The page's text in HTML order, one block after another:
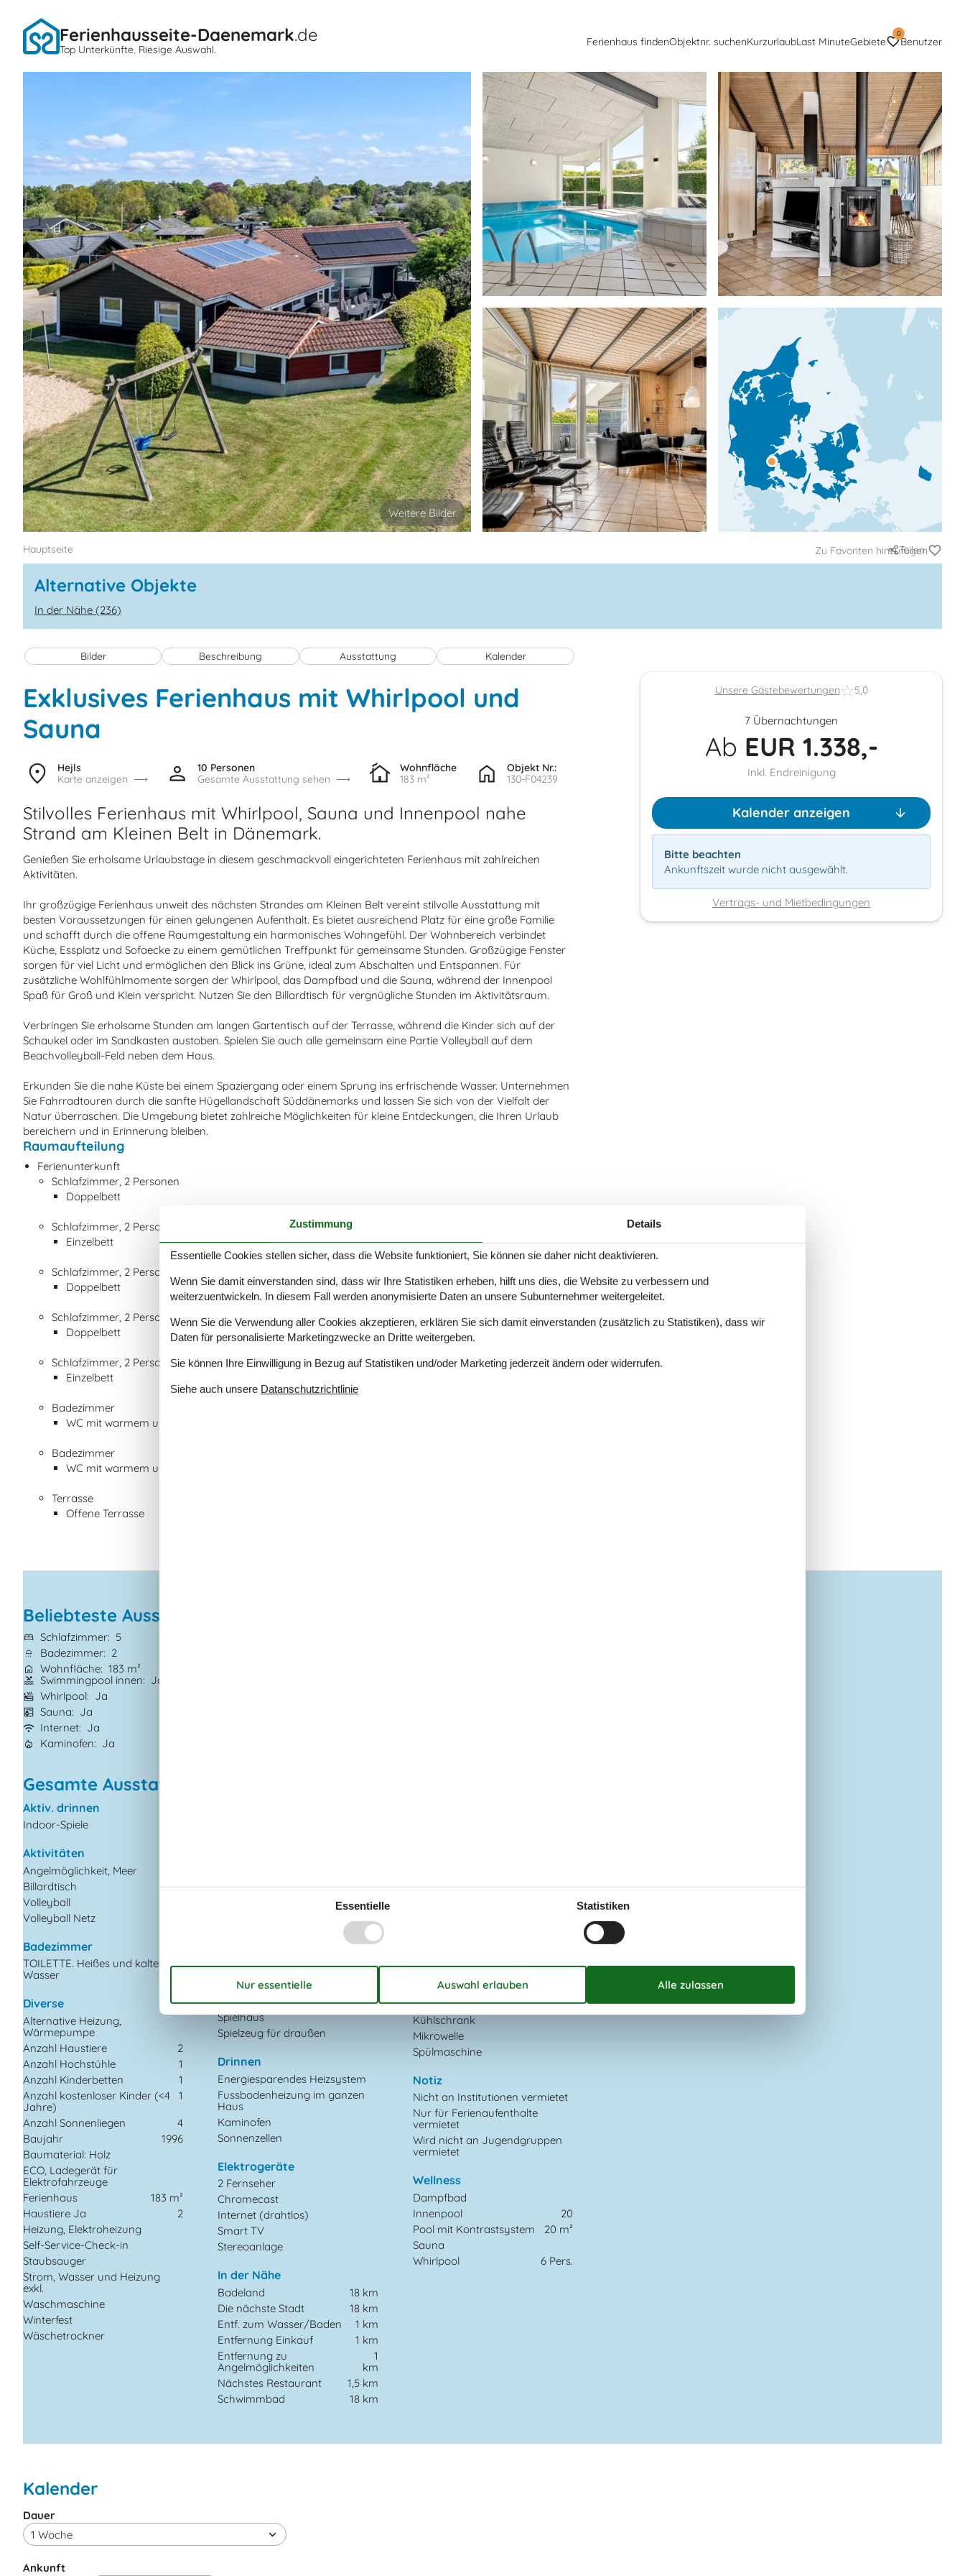
Ferienhausseite-Daenemark.de
Top Unterkünfte. Riesige Auswahl.
Ferienhaus findenObjektnr. suchenKurzurlaubLast MinuteGebiete
0
Benutzer
Hauptseite Zu Favoriten hinzufügen
Teilen
Alternative Objekte
In der Nähe (236)
Bilder Beschreibung Ausstattung Kalender
Exklusives Ferienhaus mit Whirlpool und
Sauna
Hejls
Karte anzeigen
10 Personen
Gesamte Ausstattung sehen
Wohnfläche
183 m²
Objekt Nr.:
130-F04239
Stilvolles Ferienhaus mit Whirlpool, Sauna und Innenpool nahe
Strand am Kleinen Belt in Dänemark.
Genießen Sie erholsame Urlaubstage in diesem geschmackvoll eingerichteten Ferienhaus mit zahlreichen
Aktivitäten.
Ihr großzügige Ferienhaus unweit des nächsten Strandes am Kleinen Belt vereint stilvolle Ausstattung mit
besten Voraussetzungen für einen gelungenen Aufenthalt. Es bietet ausreichend Platz für eine große Familie
und schafft durch die offene Raumgestaltung ein harmonisches Wohngefühl. Der Wohnbereich verbindet
Küche, Essplatz und Sofaecke zu einem gemütlichen Treffpunkt für gemeinsame Stunden. Großzügige Fenster
sorgen für viel Licht und ermöglichen den Blick ins Grüne, ideal zum Abschalten und Entspannen. Für
zusätzliche Wohlfühlmomente sorgen der Whirlpool, das Dampfbad und die Sauna, während der Innenpool
Spaß für Groß und Klein verspricht. Nutzen Sie den Billardtisch für vergnügliche Stunden im Aktivitätsraum.
Verbringen Sie erholsame Stunden am langen Gartentisch auf der Terrasse, während die Kinder sich auf der
Schaukel oder im Sandkasten austoben. Spielen Sie auch alle gemeinsam eine Partie Volleyball auf dem
Beachvolleyball-Feld neben dem Haus.
Erkunden Sie die nahe Küste bei einem Spaziergang oder einem Sprung ins erfrischende Wasser. Unternehmen
Sie Fahrradtouren durch die sanfte Hügellandschaft Süddänemarks und lassen Sie sich von der Vielfalt der
Natur überraschen. Die Umgebung bietet zahlreiche Möglichkeiten für kleine Entdeckungen, die Ihren Urlaub
bereichern und in Erinnerung bleiben.
Raumaufteilung
Ferienunterkunft
Schlafzimmer, 2 Personen
Doppelbett
Schlafzimmer, 2 Personen
Einzelbett
Schlafzimmer, 2 Personen
Doppelbett
Schlafzimmer, 2 Personen
Doppelbett
Schlafzimmer, 2 Personen
Einzelbett
Badezimmer
WC mit warmem und kaltem Wasser, Dusche
Badezimmer
WC mit warmem und kaltem Wasser, Dusche
Terrasse
Offene Terrasse
Beliebteste Ausstattungen
Schlafzimmer
5
Badezimmer
2
Wohnfläche 183 m²
Swimmingpool innen
Ja
Whirlpool
Ja
Sauna
Ja
Internet
Ja
Kaminofen
Ja
Gesamte Ausstattung
Aktiv. drinnen
Indoor-Spiele
Aktivitäten
Angelmöglichkeit, Meer
Billardtisch
Volleyball
Volleyball Netz
Badezimmer
TOILETTE. Heißes und kaltes
Wasser
Diverse
Alternative Heizung,
Wärmepumpe
Anzahl Haustiere
2
Anzahl Hochstühle
1
Anzahl Kinderbetten
1
Anzahl kostenloser Kinder (<4
Jahre)
1
Anzahl Sonnenliegen
4
Baujahr
1996
Baumaterial: Holz
ECO, Ladegerät für
Elektrofahrzeuge
Ferienhaus
183 m²
Haustiere Ja
2
Heizung, Elektroheizung
Self-Service-Check-in
Staubsauger
Strom, Wasser und Heizung
exkl.
Waschmaschine
Winterfest
Wäschetrockner
Kostenloser Parkplatz auf
4
Ladestation für Elektroauto
1832
Offenes Gelände
Schaukel und Sandkasten
Spiele für draussen
Spielhaus
Spielzeug für draußen
Drinnen
Energiesparendes Heizsystem
Fussbodenheizung im ganzen
Haus
Kaminofen
Sonnenzellen
Elektrogeräte
2 Fernseher
Chromecast
Internet (drahtlos)
Smart TV
Stereoanlage
In der Nähe
Badeland
18 km
Die nächste Stadt
18 km
Entf. zum Wasser/Baden
1 km
Entfernung Einkauf
1 km
Entfernung zu
Angelmöglichkeiten
1
km
Nächstes Restaurant
1,5 km
Schwimmbad
18 km
Gefriertruhe
Kaffeemaschine
Kühlschrank
Mikrowelle
Spülmaschine
Notiz
Nicht an Institutionen vermietet
Nur für Ferienaufenthalte
vermietet
Wird nicht an Jugendgruppen
vermietet
Wellness
Dampfbad
Innenpool
20
Pool mit Kontrastsystem
20 m²
Sauna
Whirlpool
6 Pers.
Kalender
Ankunft
Dauer
Unsere Gästebewertungen 5,0
7 Übernachtungen
Ab EUR 1.338,-
Inkl. Endreinigung
Kalender anzeigen
Bitte beachten
Ankunftszeit wurde nicht ausgewählt.
Vertrags- und Mietbedingungen
Zustimmung Details
Essentielle Cookies stellen sicher, dass die Website funktioniert, Sie können sie daher nicht deaktivieren.
Wenn Sie damit einverstanden sind, dass wir Ihre Statistiken erheben, hilft uns dies, die Website zu verbessern und
weiterzuentwickeln. In diesem Fall werden anonymisierte Daten an unsere Subunternehmer weitergeleitet.
Wenn Sie die Verwendung aller Cookies akzeptieren, erklären Sie sich damit einverstanden (zusätzlich zu Statistiken), dass wir
Daten für personalisierte Marketingzwecke an Dritte weitergeben.
Sie können Ihre Einwilligung in Bezug auf Statistiken und/oder Marketing jederzeit ändern oder widerrufen.
Siehe auch unsere Datanschutzrichtlinie
Essentielle Statistiken